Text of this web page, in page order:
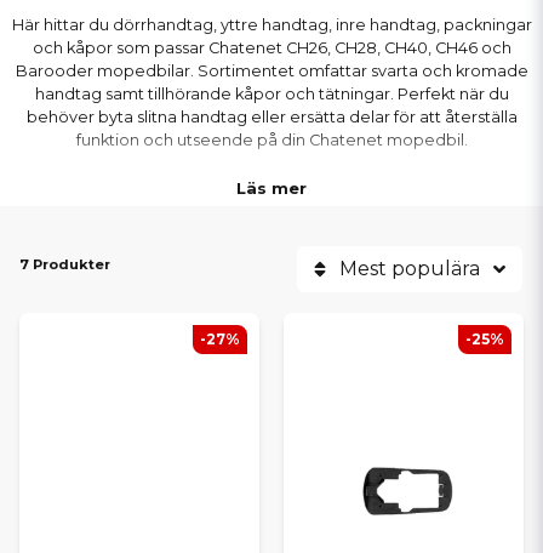
Här hittar du dörrhandtag, yttre handtag, inre handtag, packningar
och kåpor som passar Chatenet CH26, CH28, CH40, CH46 och
Barooder mopedbilar. Sortimentet omfattar svarta och kromade
handtag samt tillhörande kåpor och tätningar. Perfekt när du
behöver byta slitna handtag eller ersätta delar för att återställa
funktion och utseende på din Chatenet mopedbil.
Läs mer
7 Produkter Mest populära
-27% -25%